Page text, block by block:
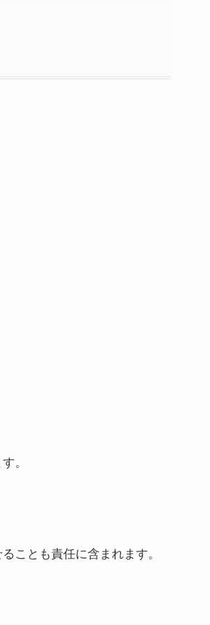
。
ことも責任に含まれます。